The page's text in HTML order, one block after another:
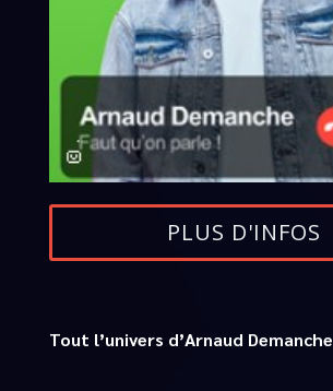
PLUS D'INFOS
Tout l’univers d’Arnaud Demanche